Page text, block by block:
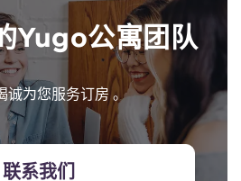
Yugo公寓团队
诚为您服务订房 。
联系我们